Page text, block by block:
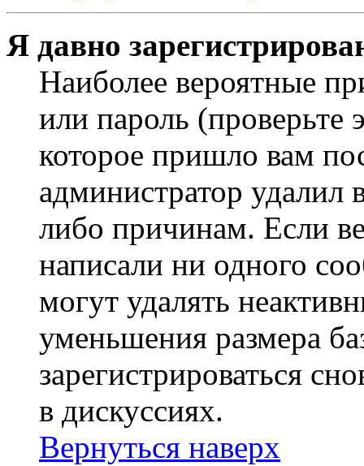
Я давно
Наиболее вероятные
или пароль (проверьте
которое пришло вам
администратор
либо причинам. Если
написали ни одного
могут удалять
уменьшения размера
зарегистрироваться
в дискуссиях.
Вернуться наверх